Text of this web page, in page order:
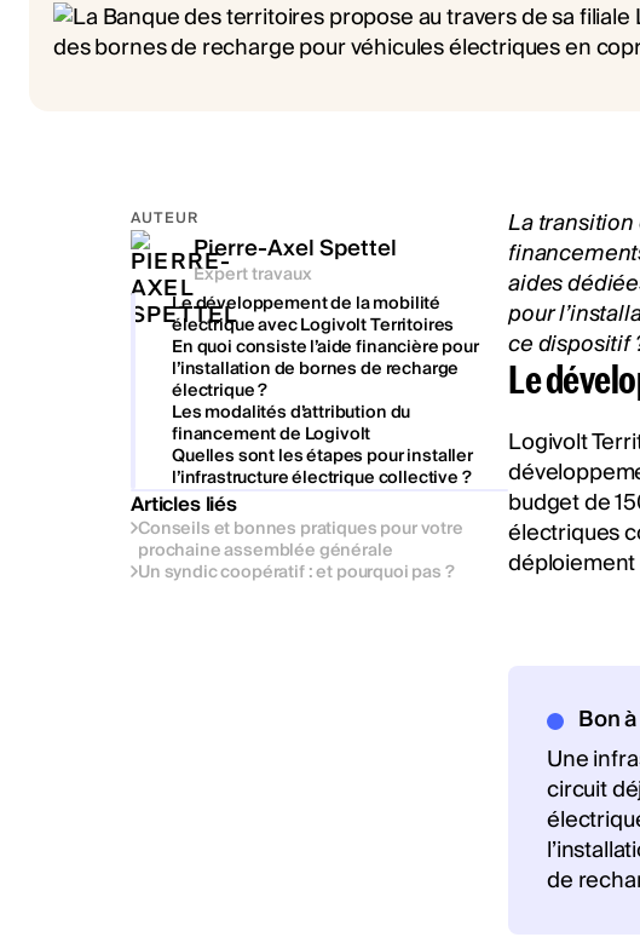
AUTEUR
Pierre-Axel Spettel
Expert travaux
Le développement de la mobilité
électrique avec Logivolt Territoires
En quoi consiste l’aide financière pour
l’installation de bornes de recharge
électrique ?
Les modalités d’attribution du
financement de Logivolt
Quelles sont les étapes pour installer
l’infrastructure électrique collective ?
Articles liés
Conseils et bonnes pratiques pour votre
prochaine assemblée générale
Un syndic coopératif : et pourquoi pas ?
La
aides
pour
ce dispositif
Le
Logivolt
budget de
électriques
déploiement
Bon
Une
circuit
de